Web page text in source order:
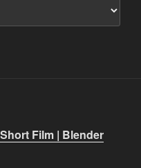
Film | Blender